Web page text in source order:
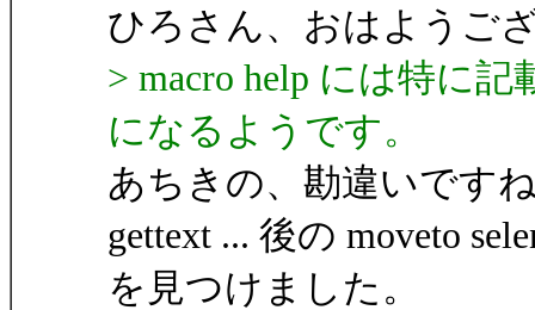
ひろさん、おはようご
> macro help には特に
になるようです。
あちきの、勘違いです
gettext ... 後の moveto
を見つけました。